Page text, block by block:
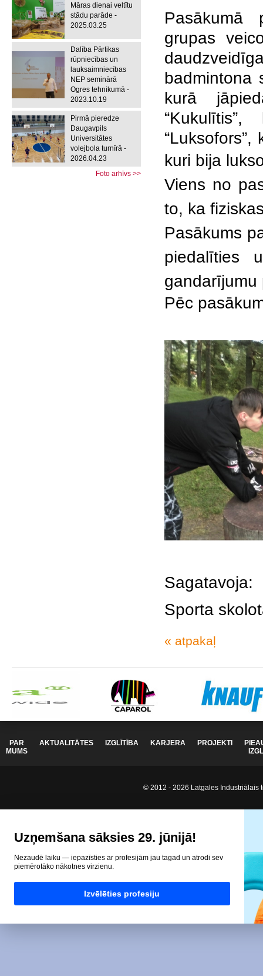
Māras dienai veltītu
stādu parāde -
2025.03.25
Dalība Pārtikas
rūpniecības un
lauksaimniecības
NEP seminārā
Ogres tehnikumā -
2023.10.19
Pirmā pieredze
Daugavpils
Universitātes
volejbola turnīrā -
2026.04.23
Foto arhīvs >>
Pasākumā
grupas
badmintona
kurā
kuri bija
Viens no
to, ka
Pasākums
piedalīties
gandarījumu
Pēc
Sagatavoja:
Sporta
« atpakaļ
PAR
MUMS
AKTUALITĀTES IZGLĪTĪBA KARJERA PROJEKTI
© 2012 - 2026 Latgales Industriālais
Uzņemšana sāksies 29. jūnijā!
Nezaudē laiku — iepazīsties ar profesijām jau tagad un atrodi sev
piemērotāko nākotnes virzienu.
Izvēlēties profesiju